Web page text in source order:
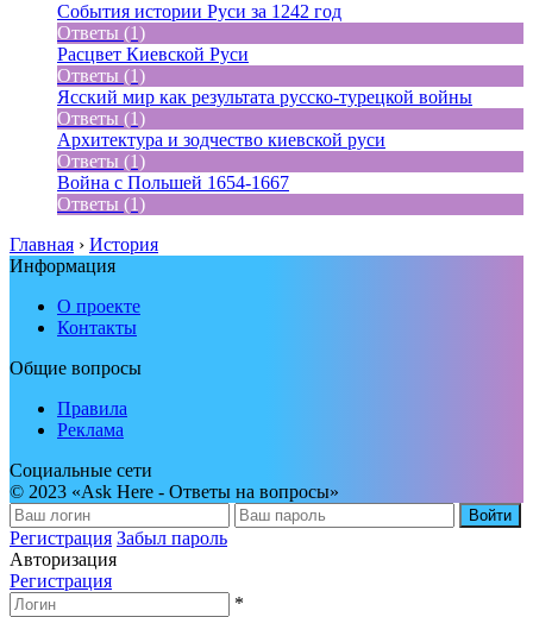
События истории Руси за 1242 год
Ответы (1)
Расцвет Киевской Руси
Ответы (1)
Ясский мир как результата русско-турецкой войны
Ответы (1)
Архитектура и зодчество киевской руси
Ответы (1)
Война с Польшей 1654-1667
Ответы (1)
Главная › История
Информация
О проекте
Контакты
Общие вопросы
Правила
Реклама
Социальные сети
© 2023 «Ask Here - Ответы на вопросы»
Войти
Регистрация Забыл пароль
Авторизация
Регистрация
*